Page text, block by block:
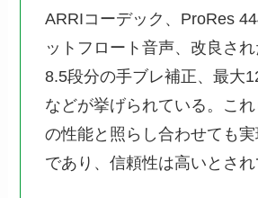
ARRIコーデック、ProRes
ットフロート音声、改良され
8.5段分の手ブレ補正、最大
などが挙げられている。こ
の性能と照らし合わせても
であり、信頼性は高いとされ